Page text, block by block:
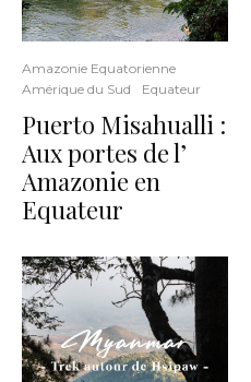
Amazonie Equatorienne
Amérique du Sud
Equateur
Puerto Misahualli :
Aux portes de l’
Amazonie en
Equateur